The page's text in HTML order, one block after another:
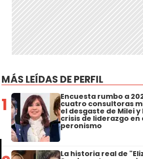
MÁS LEÍDAS DE PERFIL
1 Encuesta rumbo a
cuatro consultoras
el desgaste de Milei y
crisis de liderazgo en
peronismo
La historia real de